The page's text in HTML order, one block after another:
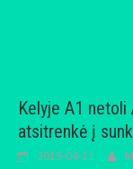
Kelyje A1
atsitrenkė į
2019-04-11